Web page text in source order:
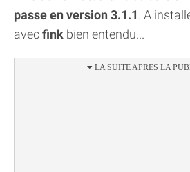
passe en version 3.1.1. A
avecfink bien entendu...